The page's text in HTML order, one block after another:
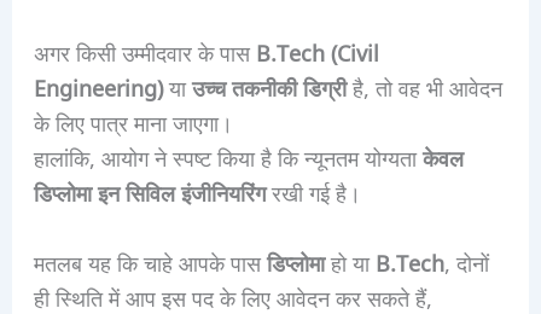
अगर किसी उम्मीदवार के पासB.Tech (Civil
Engineering)याउच्च तकनीकी डिग्रीहै, तो वह भी आवेदन
के लिए पात्र माना जाएगा।
हालांकि, आयोग ने स्पष्ट किया है कि न्यूनतम योग्यताकेवल
डिप्लोमा इन सिविल इंजीनियरिंगरखी गई है।
मतलब यह कि चाहे आपके पासडिप्लोमाहो याB.Tech, दोनों
ही स्थिति में आप इस पद के लिए आवेदन कर सकते हैं,